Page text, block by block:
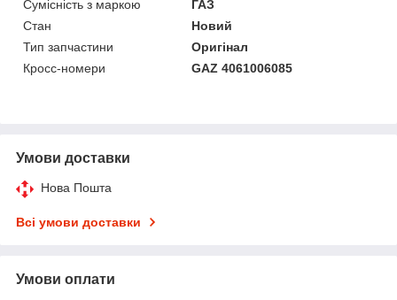
Сумісність з маркою
ГАЗ
Стан
Новий
Тип запчастини
Оригінал
Кросс-номери
GAZ 4061006085
Умови доставки
Нова Пошта
Всі умови доставки
Умови оплати